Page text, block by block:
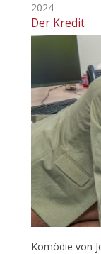
2024
Der Kredit
Komödie von